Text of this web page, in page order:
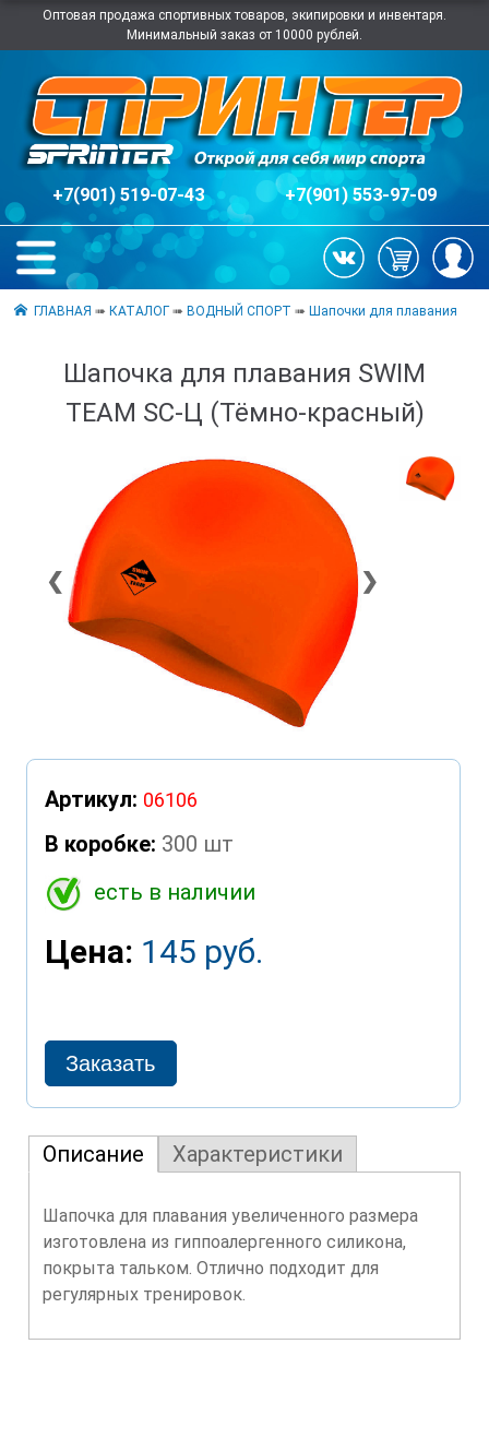
Оптовая продажа спортивных товаров, экипировки и инвентаря.
Минимальный заказ от 10000 рублей.
+7(901) 519-07-43 +7(901) 553-97-09
ГЛАВНАЯ ➠КАТАЛОГ ➠ВОДНЫЙ СПОРТ ➠Шапочки для плавания
Шапочка для плавания SWIM
TEAM SC-Ц (Тёмно-красный)
❮ ❯
Артикул: 06106
В коробке: 300 шт
есть в наличии
Цена: 145 руб.
Описание Характеристики
Шапочка для плавания увеличенного размера
изготовлена из гиппоалергенного силикона,
покрыта тальком. Отлично подходит для
регулярных тренировок.